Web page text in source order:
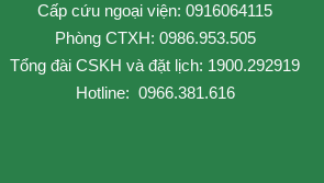
Cấp cứu ngoại viện: 0916064115
Phòng CTXH: 0986.953.505
Tổng đài CSKH và đặt lịch: 1900.292919
Hotline: 0966.381.616